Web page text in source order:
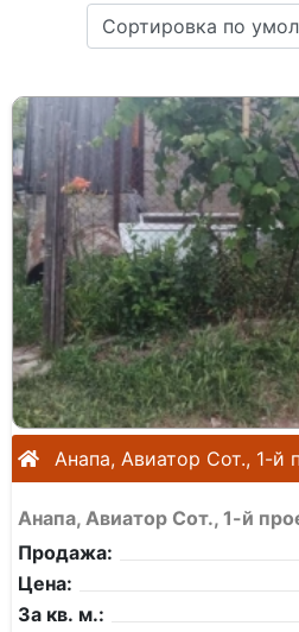
Сортировка по
Анапа, Авиатор Сот., 1-й
Анапа, Авиатор Сот., 1-й
Продажа:
Цена:
За кв. м.: